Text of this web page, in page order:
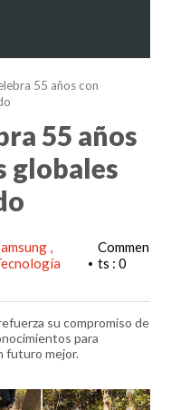
55 años con
55 años
globales
•
Commen
ts : 0
su compromiso de
para
futuro mejor.